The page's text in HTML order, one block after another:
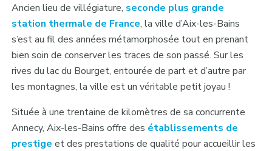
Ancien lieu de villégiature, seconde plus grande
station thermale de France, la ville d’Aix-les-Bains
s’est au fil des années métamorphosée tout en prenant
bien soin de conserver les traces de son passé. Sur les
rives du lac du Bourget, entourée de part et d’autre par
les montagnes, la ville est un véritable petit joyau !
Située à une trentaine de kilomètres de sa concurrente
Annecy, Aix-les-Bains offre des établissements de
prestige et des prestations de qualité pour accueillir les